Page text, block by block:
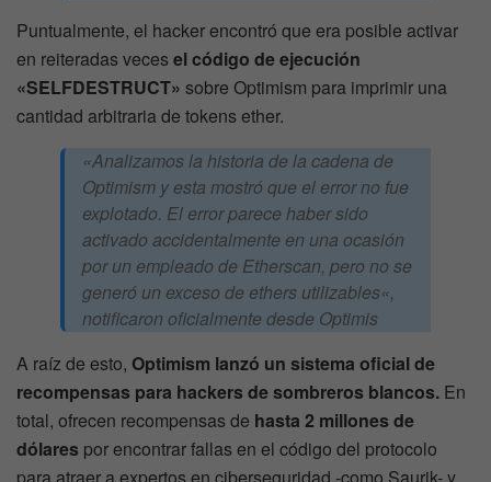
Puntualmente, el hacker encontró que era posible activar
en reiteradas vecesel código de ejecución
«SELFDESTRUCT» sobre Optimism para imprimir una
cantidad arbitraria de tokens ether.
«Analizamos la historia de la cadena de
Optimism y esta mostró que el error no fue
explotado. El error parece haber sido
activado accidentalmente en una ocasión
por un empleado de Etherscan, pero no se
generó un exceso de ethers utilizables«,
notificaron oficialmente desde Optimis
A raíz de esto, Optimism lanzó un sistema oficial de
recompensas para hackers de sombreros blancos. En
total, ofrecen recompensas de hasta 2 millones de
dólares por encontrar fallas en el código del protocolo